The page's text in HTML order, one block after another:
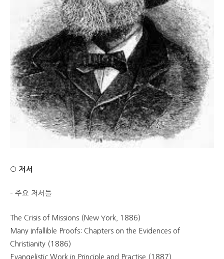
○ 저서
– 주요 저서들
The Crisis of Missions (New York, 1886)
Many Infallible Proofs: Chapters on the Evidences of
Christianity (1886)
Evangelistic Work in Principle and Practise (1887)